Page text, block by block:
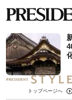
トップページへ